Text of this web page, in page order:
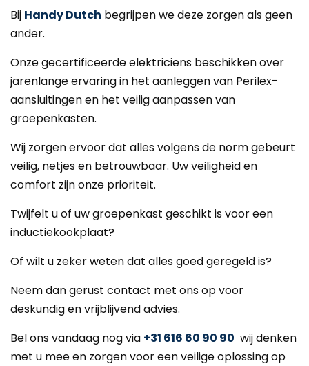
Bij Handy Dutch begrijpen we deze zorgen als geen
ander.
Onze gecertificeerde elektriciens beschikken over
jarenlange ervaring in het aanleggen van Perilex-
aansluitingen en het veilig aanpassen van
groepenkasten.
Wij zorgen ervoor dat alles volgens de norm gebeurt
veilig, netjes en betrouwbaar. Uw veiligheid en
comfort zijn onze prioriteit.
Twijfelt u of uw groepenkast geschikt is voor een
inductiekookplaat?
Of wilt u zeker weten dat alles goed geregeld is?
Neem dan gerust contact met ons op voor
deskundig en vrijblijvend advies.
Bel ons vandaag nog via +31 616 60 90 90 wij denken
met u mee en zorgen voor een veilige oplossing op